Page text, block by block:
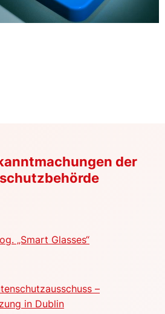
der
„Smart Glasses“
–
in Dublin